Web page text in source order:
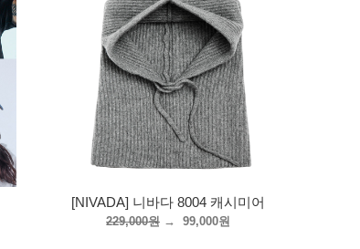
[NIVADA] 니바다 8004 캐시미어
229,000원 → 99,000원